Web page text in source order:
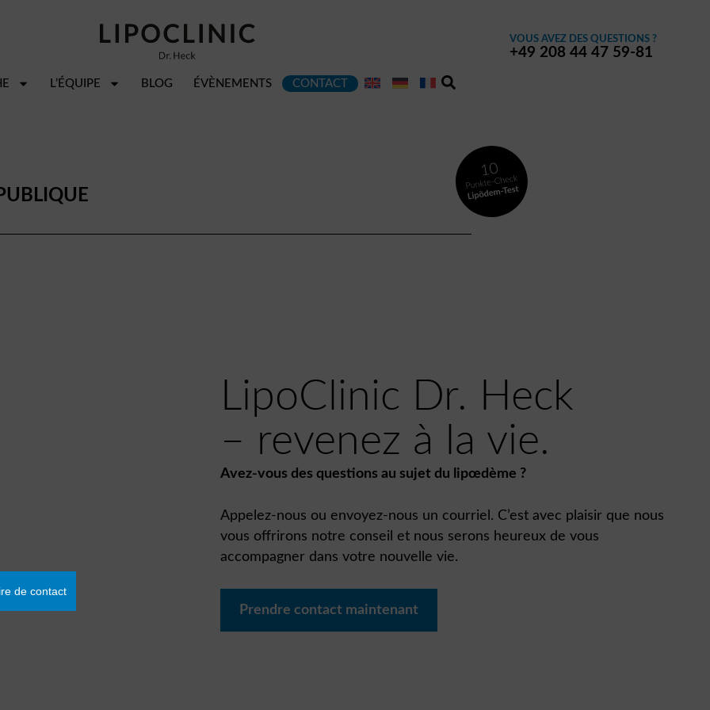
VOUS AVEZ DES QUESTIONS ?
+49 208 44 47 59-81
L’ÉQUIPE BLOG ÉVÈNEMENTS CONTACT
LipoClinic Dr. Heck
– revenez à la vie.
Avez-vous des questions au sujet du lipœdème ?
Appelez-nous ou envoyez-nous un courriel. C’est avec plaisir que nous
vous offrirons notre conseil et nous serons heureux de vous
accompagner dans votre nouvelle vie.
Prendre contact maintenant
de contact